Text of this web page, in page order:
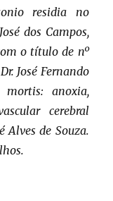
residia no
dos Campos,
o título de nº
José Fernando
mortis: anoxia,
cerebral
Alves de Souza.